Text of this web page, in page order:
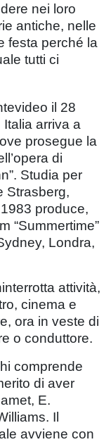
nei loro
antiche, nelle
festa perché la
tutti ci
il 28
arriva a
prosegue la
di
Studia per
Strasberg,
produce,
“Summertime”
Londra,
attività,
cinema e
ora in veste di
o conduttore.
comprende
di aver
E.
Il
avviene con